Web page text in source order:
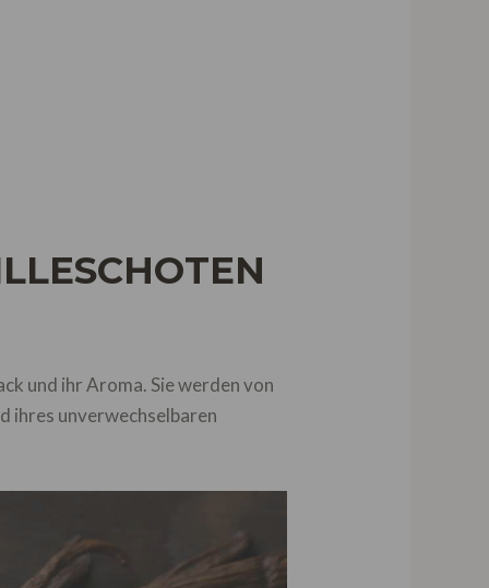
und ihr Aroma. Sie werden von
ihres unverwechselbaren